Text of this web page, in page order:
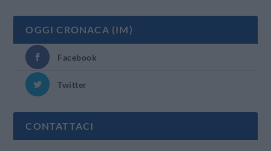
OGGI CRONACA (IM)
Facebook
Twitter
CONTATTACI